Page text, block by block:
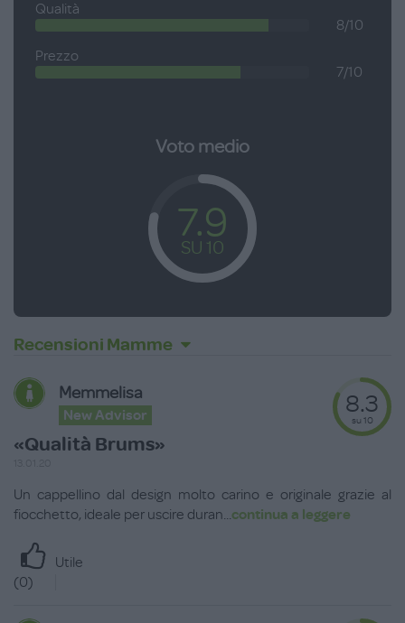
Qualità
8/10
Prezzo
7/10
Voto medio
7.9
SU 10
Recensioni Mamme
Memmelisa
New Advisor
«Qualità Brums»
8.3
su 10
Un cappellino dal design molto carino e originale grazie al
fiocchetto, ideale per uscire duran...continua a leggere
Utile
(0)